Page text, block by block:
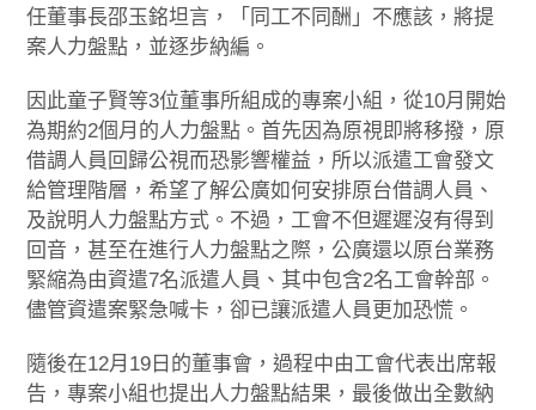
任董事長邵玉銘坦言，「同工不同酬」不應該，將提
案人力盤點，並逐步納編。
因此童子賢等3位董事所組成的專案小組，從10月開始
為期約2個月的人力盤點。首先因為原視即將移撥，原
借調人員回歸公視而恐影響權益，所以派遣工會發文
給管理階層，希望了解公廣如何安排原台借調人員、
及說明人力盤點方式。不過，工會不但遲遲沒有得到
回音，甚至在進行人力盤點之際，公廣還以原台業務
緊縮為由資遣7名派遣人員、其中包含2名工會幹部。
儘管資遣案緊急喊卡，卻已讓派遣人員更加恐慌。
隨後在12月19日的董事會，過程中由工會代表出席報
告，專案小組也提出人力盤點結果，最後做出全數納